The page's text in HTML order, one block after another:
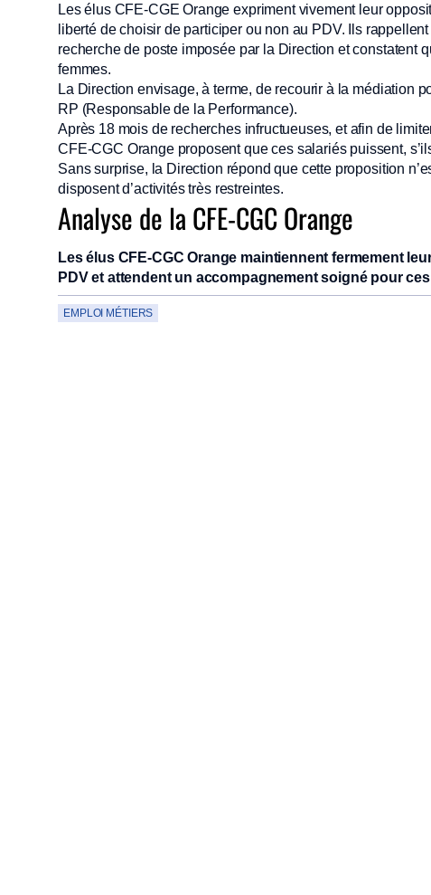
Les élus CFE-CGE Orange expriment vivement leur
liberté de choisir de participer ou non au PDV. Ils
recherche de poste imposée par la Direction et constatent
femmes.
La Direction envisage, à terme, de recourir à la médiation
RP (Responsable de la Performance).
Après 18 mois de recherches infructueuses, et afin de
CFE-CGC Orange proposent que ces salariés puissent,
Sans surprise, la Direction répond que cette proposition
disposent d’activités très restreintes.
Analyse de la CFE-CGC Orange
Les élus CFE-CGC Orange maintiennent fermement
PDV et attendent un accompagnement soigné pour
EMPLOI MÉTIERS